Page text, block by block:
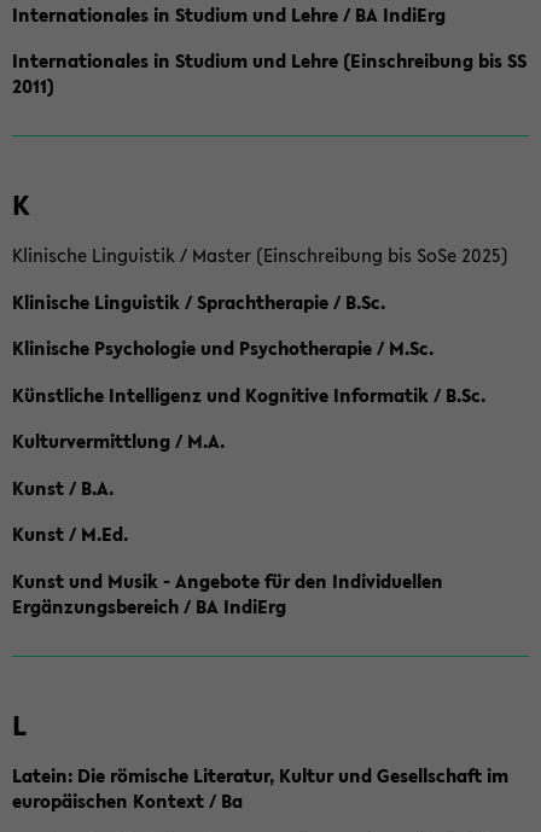
Internationales in Studium und Lehre / BA IndiErg
Internationales in Studium und Lehre (Einschreibung bis SS
2011)
K
Klinische Linguistik / Master (Einschreibung bis SoSe 2025)
Klinische Linguistik / Sprachtherapie / B.Sc.
Klinische Psychologie und Psychotherapie / M.Sc.
Künstliche Intelligenz und Kognitive Informatik / B.Sc.
Kulturvermittlung / M.A.
Kunst / B.A.
Kunst / M.Ed.
Kunst und Musik - Angebote für den Individuellen
Ergänzungsbereich / BA IndiErg
L
Latein: Die römische Literatur, Kultur und Gesellschaft im
europäischen Kontext / Ba